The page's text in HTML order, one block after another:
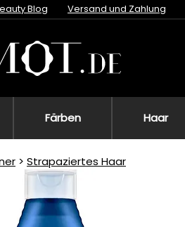
Blog Versand und Zahlung
Färben Haar
Strapaziertes Haar